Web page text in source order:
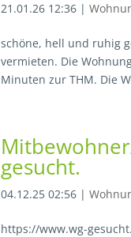
21.01.26 12:36|
schöne, hell und ruhig
vermieten. Die
Minuten zur THM. Die
gesucht.
04.12.25 02:56|
https://www.wg-